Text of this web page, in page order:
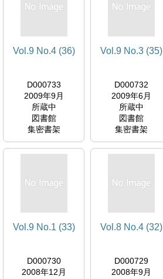
Vol.9 No.4 (36)
D000733
2009年9月
所蔵中
図書館
集密書架
Vol.9 No.3 (35)
D000732
2009年6月
所蔵中
図書館
集密書架
Vol.9 No.1 (33)
D000730
2008年12月
Vol.8 No.4 (32)
D000729
2008年9月